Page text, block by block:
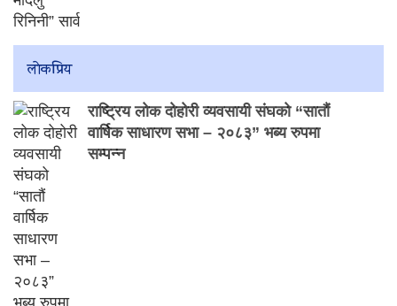
लाेकप्रिय
राष्ट्रिय लोक दोहोरी व्यवसायी संघको “सातौं
वार्षिक साधारण सभा – २०८३” भब्य रुपमा
सम्पन्न